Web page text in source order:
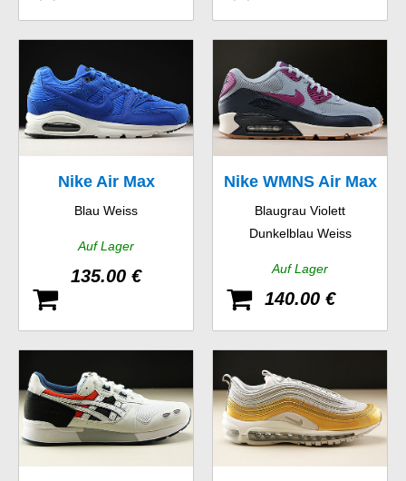
Nike Air Max
Command Premium
Blau Weiss
Auf Lager
135.00 €
Nike WMNS Air Max
90 Essential
Blaugrau Violett
Dunkelblau Weiss
Auf Lager
140.00 €